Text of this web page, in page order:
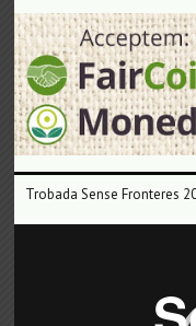
Trobada Sense Fronteres